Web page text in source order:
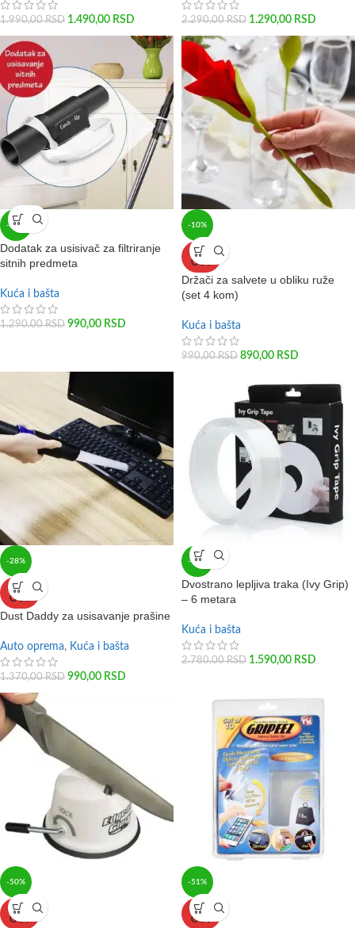
1.990,00RSD 1.490,00 RSD 2.290,00RSD 1.290,00 RSD
-23%
Dodatak za usisivač za filtriranje
sitnih predmeta
Kuća i bašta
1.290,00RSD 990,00 RSD
-10%
SOLD
OUT
Držači za salvete u obliku ruže
(set 4 kom)
Kuća i bašta
990,00RSD 890,00 RSD
-28%
SOLD
OUT
Dust Daddy za usisavanje prašine
Auto oprema, Kuća i bašta
1.370,00RSD 990,00 RSD
-43%
Dvostrano lepljiva traka (Ivy Grip)
– 6 metara
Kuća i bašta
2.780,00RSD 1.590,00 RSD
-50%
SOLD
OUT
-51%
SOLD
OUT